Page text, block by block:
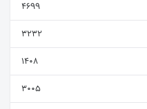
4699
3232
1408
3005